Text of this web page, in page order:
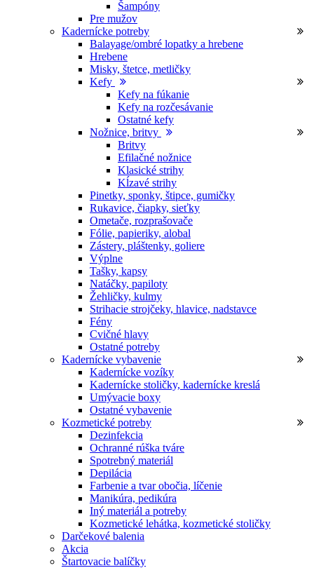
Šampóny
Pre mužov
Kadernícke potreby
Balayage/ombré lopatky a hrebene
Hrebene
Misky, štetce, metličky
Kefy
Kefy na fúkanie
Kefy na rozčesávanie
Ostatné kefy
Nožnice, britvy
Britvy
Efilačné nožnice
Klasické strihy
Kĺzavé strihy
Pinetky, sponky, štipce, gumičky
Rukavice, čiapky, sieťky
Ometače, rozprašovače
Fólie, papieriky, alobal
Zástery, pláštenky, goliere
Výplne
Tašky, kapsy
Natáčky, papiloty
Žehličky, kulmy
Strihacie strojčeky, hlavice, nadstavce
Fény
Cvičné hlavy
Ostatné potreby
Kadernícke vybavenie
Kadernícke vozíky
Kadernícke stoličky, kadernícke kreslá
Umývacie boxy
Ostatné vybavenie
Kozmetické potreby
Dezinfekcia
Ochranné rúška tváre
Spotrebný materiál
Depilácia
Farbenie a tvar obočia, líčenie
Manikúra, pedikúra
Iný materiál a potreby
Kozmetické lehátka, kozmetické stoličky
Darčekové balenia
Akcia
Štartovacie balíčky